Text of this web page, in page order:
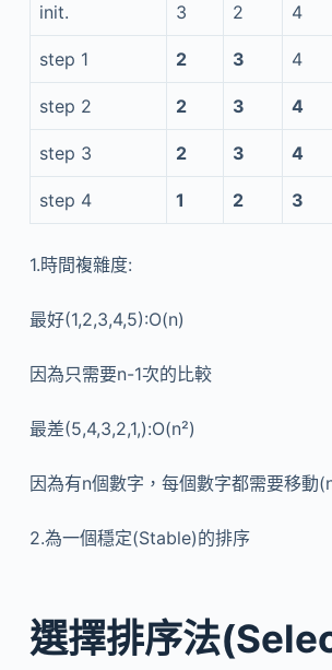
init. 3 2 4
step 1 2 3 4
step 2 2 3 4
step 3 2 3 4
step 4 1 2 3
1.時間複雜度:
最好(1,2,3,4,5):O(n)
因為只需要n-1次的比較
最差(5,4,3,2,1,):O(n²)
因為有n個數字，每個數字都需要移動
2.為一個穩定(Stable)的排序
選擇排序法